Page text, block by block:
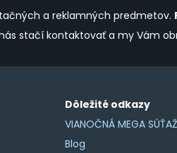
a reklamných predmetov.
stačí kontaktovať a my Vám
Dôležité odkazy
VIANOČNÁ MEGA SÚŤAŽ
Blog